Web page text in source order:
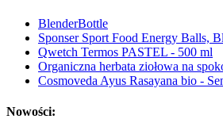
BlenderBottle
Sponser Sport Food Energy Balls,
Qwetch Termos PASTEL - 500 ml
Organiczna herbata ziołowa na
Cosmoveda Ayus Rasayana bio -
Nowości: